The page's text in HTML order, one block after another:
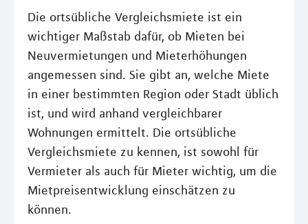
Die ortsübliche Vergleichsmiete ist ein
wichtiger Maßstab dafür, ob Mieten bei
Neuvermietungen und Mieterhöhungen
angemessen sind. Sie gibt an, welche Miete
in einer bestimmten Region oder Stadt üblich
ist, und wird anhand vergleichbarer
Wohnungen ermittelt. Die ortsübliche
Vergleichsmiete zu kennen, ist sowohl für
Vermieter als auch für Mieter wichtig, um die
Mietpreisentwicklung einschätzen zu
können.